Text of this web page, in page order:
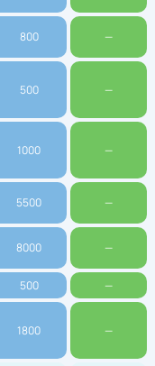
800 —
500 —
1000 —
5500 —
8000 —
500
—
1800 —